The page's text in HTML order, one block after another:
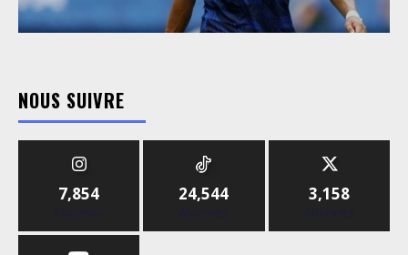
NOUS SUIVRE
7,854
Abonnés
24,544
Abonnés
3,158
Abonnés